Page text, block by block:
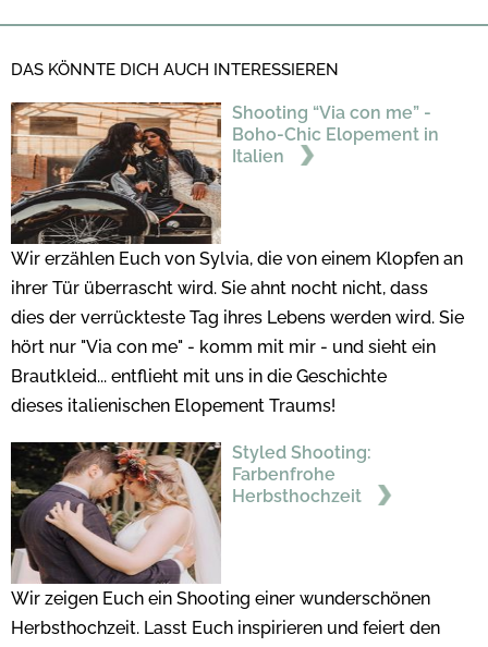
DAS KÖNNTE DICH AUCH INTERESSIEREN
Shooting “Via con me” -
Boho-Chic Elopement in
Italien
Wir erzählen Euch von Sylvia, die von einem Klopfen an
ihrer Tür überrascht wird. Sie ahnt nocht nicht, dass
dies der verrückteste Tag ihres Lebens werden wird. Sie
hört nur "Via con me" - komm mit mir - und sieht ein
Brautkleid... entflieht mit uns in die Geschichte
dieses italienischen Elopement Traums!
Styled Shooting:
Farbenfrohe
Herbsthochzeit
Wir zeigen Euch ein Shooting einer wunderschönen
Herbsthochzeit. Lasst Euch inspirieren und feiert den